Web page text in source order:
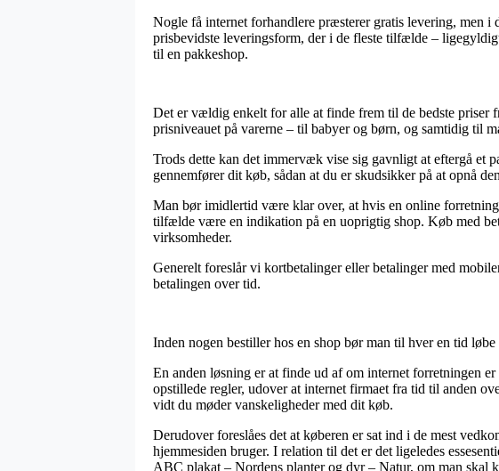
Nogle få internet forhandlere præsterer gratis levering, men
prisbevidste leveringsform, der i de fleste tilfælde –
til en pakkeshop.
Det er vældig enkelt for alle at finde frem til de bedste priser
prisniveauet på varerne – til babyer og børn, og samtidig til
Trods dette kan det immervæk vise sig gavnligt at eftergå et
gennemfører dit køb, sådan at du er skudsikker på at opnå
Man bør imidlertid være klar over, at hvis en online
tilfælde være en indikation på en uoprigtig shop. Køb med
virksomheder.
Generelt foreslår vi kortbetalinger eller betalinger med
betalingen over tid.
Inden nogen bestiller hos en shop bør man til hver en tid
En anden løsning er at finde ud af om internet forretningen
opstillede regler, udover at internet firmaet fra tid til anden
vidt du møder vanskeligheder med dit køb.
Derudover foreslåes det at køberen er sat ind i de mest
hjemmesiden bruger. I relation til det er det ligeledes
ABC plakat – Nordens planter og dyr – Natur, om man skal